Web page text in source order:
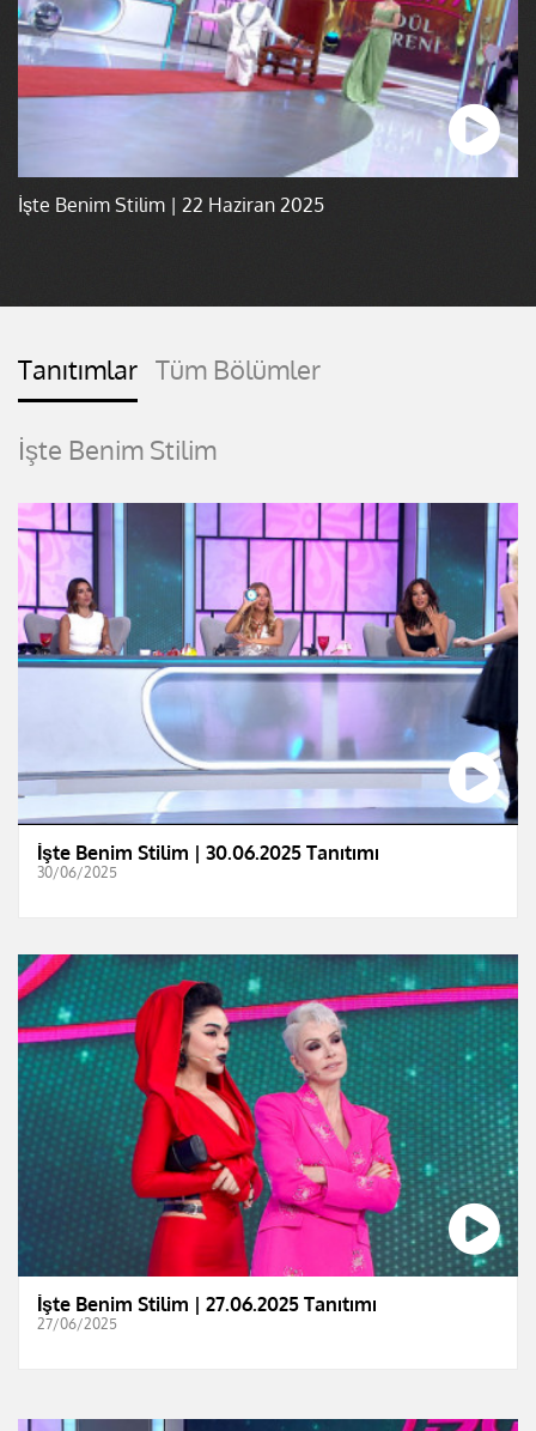
İşte Benim Stilim | 22 Haziran 2025
Tanıtımlar Tüm Bölümler
İşte Benim Stilim
İşte Benim Stilim | 30.06.2025 Tanıtımı
30/06/2025
İşte Benim Stilim | 27.06.2025 Tanıtımı
27/06/2025